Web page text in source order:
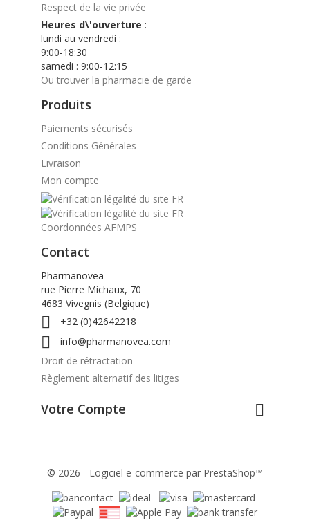
Respect de la vie privée
Heures d\'ouverture :
lundi au vendredi :
9:00-18:30
samedi : 9:00-12:15
Ou trouver la pharmacie de garde
Produits
Paiements sécurisés
Conditions Générales
Livraison
Mon compte
Coordonnées AFMPS
Contact
Pharmanovea
rue Pierre Michaux, 70
4683 Vivegnis (Belgique)
 +32 (0)42642218

info@pharmanovea.com
Droit de rétractation
Règlement alternatif des litiges
Votre Compte 
© 2026 - Logiciel e-commerce par PrestaShop™